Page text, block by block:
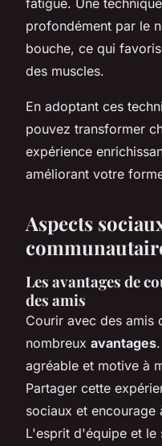
profondément par le
bouche, ce qui
des muscles.
En adoptant ces
pouvez transformer
expérience
améliorant votre
Aspects
Les avantages de
des amis
Courir avec des amis
nombreux avantages
agréable et motive à
Partager cette
sociaux et encourage
L'esprit d'équipe et le